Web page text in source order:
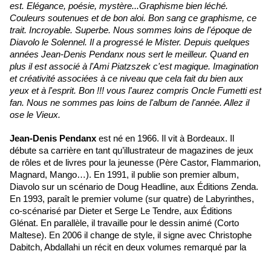
est. Elégance, poésie, mystère...Graphisme bien léché.
Couleurs soutenues et de bon aloi. Bon sang ce graphisme, ce
trait. Incroyable. Superbe. Nous sommes loins de l'époque de
Diavolo le Solennel. Il a progressé le Mister. Depuis quelques
années Jean-Denis Pendanx nous sert le meilleur. Quand en
plus il est associé à l'Ami Piatzszek c'est magique. Imagination
et créativité associées à ce niveau que cela fait du bien aux
yeux et à l'esprit. Bon !!! vous l'aurez compris Oncle Fumetti est
fan. Nous ne sommes pas loins de l'album de l'année. Allez il
ose le Vieux.
Jean-Denis Pendanx est né en 1966. Il vit à Bordeaux. Il
débute sa carrière en tant qu’illustrateur de magazines de jeux
de rôles et de livres pour la jeunesse (Père Castor, Flammarion,
Magnard, Mango…). En 1991, il publie son premier album,
Diavolo sur un scénario de Doug Headline, aux Éditions Zenda.
En 1993, paraît le premier volume (sur quatre) de Labyrinthes,
co-scénarisé par Dieter et Serge Le Tendre, aux Éditions
Glénat. En parallèle, il travaille pour le dessin animé (Corto
Maltese). En 2006 il change de style, il signe avec Christophe
Dabitch, Abdallahi un récit en deux volumes remarqué par la